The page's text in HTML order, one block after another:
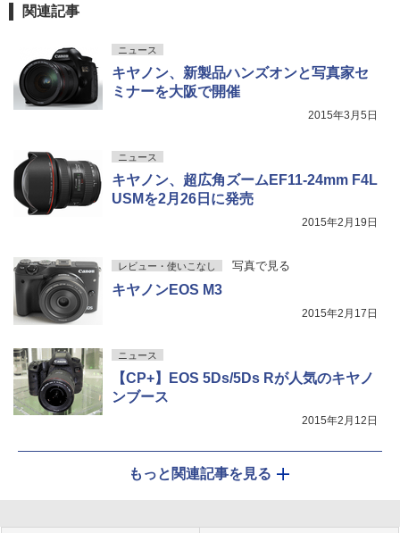
関連記事
ニュース
キヤノン、新製品ハンズオンと写真家セ
ミナーを大阪で開催
2015年3月5日
ニュース
キヤノン、超広角ズームEF11-24mm F4L
USMを2月26日に発売
2015年2月19日
レビュー・使いこなし 写真で見る
キヤノンEOS M3
2015年2月17日
ニュース
【CP+】EOS 5Ds/5Ds Rが人気のキヤノ
ンブース
2015年2月12日
もっと関連記事を見る